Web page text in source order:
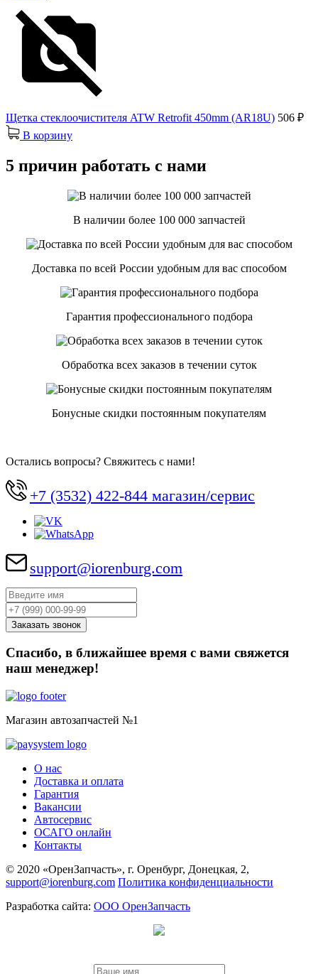
Щетка стеклоочистителя ATW Retrofit 450mm (AR18U) 506 ₽
В корзину
5 причин работать с нами
В наличии более 100 000 запчастей
Доставка по всей России удобным для вас способом
Гарантия профессионального подбора
Обработка всех заказов в течении суток
Бонусные скидки постоянным покупателям
Остались вопросы? Свяжитесь с нами!
+7 (3532) 422-844 магазин/сервис
support@iorenburg.com
Спасибо, в ближайшее время с вами свяжется
наш менеджер!
Магазин автозапчастей №1
О нас
Доставка и оплата
Гарантия
Вакансии
Автосервис
ОСАГО онлайн
Контакты
© 2020 «ОренЗапчасть», г. Оренбург, Донецкая, 2,
support@iorenburg.com Политика конфиденциальности
Разработка сайта: ООО ОренЗапчасть